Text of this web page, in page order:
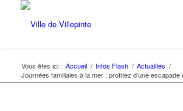
Vous êtes ici : Accueil / Infos Flash / Actualités /
Journées familiales à la mer : profitez d’une escapade